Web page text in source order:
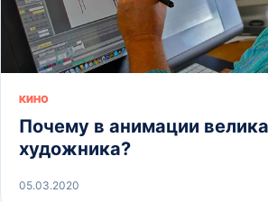
КИНО
Почему в анимации
художника?
05.03.2020